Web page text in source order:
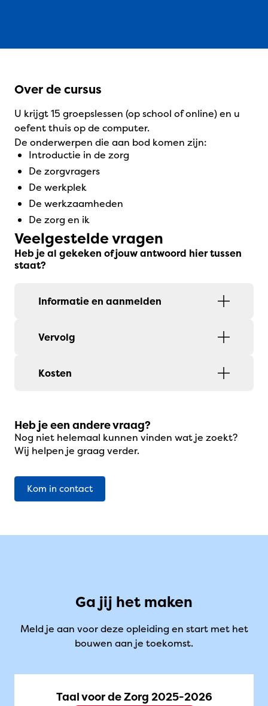
Over de cursus
U krijgt 15 groepslessen (op school of online) en u
oefent thuis op de computer.
De onderwerpen die aan bod komen zijn:
introductie in de zorg
de zorgvragers
de werkplek
de werkzaamheden
de zorg en ik
Veelgestelde vragen
Heb je al gekeken of jouw antwoord hier tussen
staat?
Informatie en aanmelden
Vervolg
Kosten
Heb je een andere vraag?
Nog niet helemaal kunnen vinden wat je zoekt?
Wij helpen je graag verder.
Kom in contact
Ga jij het maken
Meld je aan voor deze opleiding en start met het
bouwen aan je toekomst.
Taal voor de Zorg 2025-2026